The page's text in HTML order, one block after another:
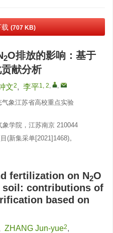
(707 KB)
2O排放的影响：基于
献分析
文2, 李平1, 2, ,
象江苏省高校重点实验
学院，江苏南京 210044
(新集采单[2021]1468)。
fertilization on N2O
contributions of
based on
ZHANG Jun-yue2,